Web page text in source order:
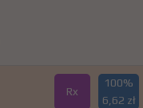
Rx
100%
6,62 zł